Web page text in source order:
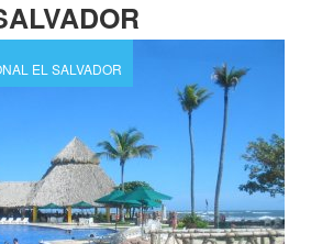
EL SALVADOR